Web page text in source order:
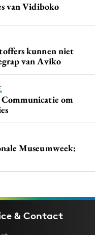
van Vidiboko
kunnen niet
van Aviko
om
Museumweek:
& Contact